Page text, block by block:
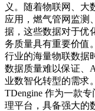
义。随着物联网、大
应用，燃气管网监测
据，这些数据对于优
务质量具有重要价值
行业的海量物联数据
数据质量难以保证、
业数智化转型的需求。
TDengine 作为一款
理平台，具备强大的